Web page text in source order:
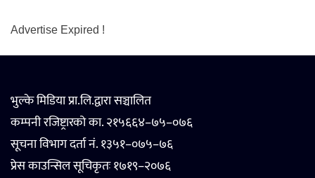
Advertise Expired !
भुल्के मिडिया प्रा.लि.द्वारा सञ्चालित
कम्पनी रजिष्ट्रारको का. २१५६६४–७५–०७६
सूचना विभाग दर्ता नं. १३५१–०७५–७६
प्रेस काउन्सिल सूचिकृतः १७१९–२०७६